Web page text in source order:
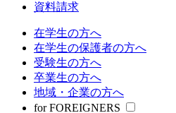
資料請求
在学生の方へ
在学生の保護者の方へ
受験生の方へ
卒業生の方へ
地域・企業の方へ
for FOREIGNERS